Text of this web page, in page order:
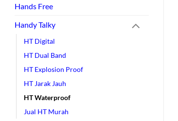
Hands Free
Handy Talky
HT Digital
HT Dual Band
HT Explosion Proof
HT Jarak Jauh
HT Waterproof
Jual HT Murah